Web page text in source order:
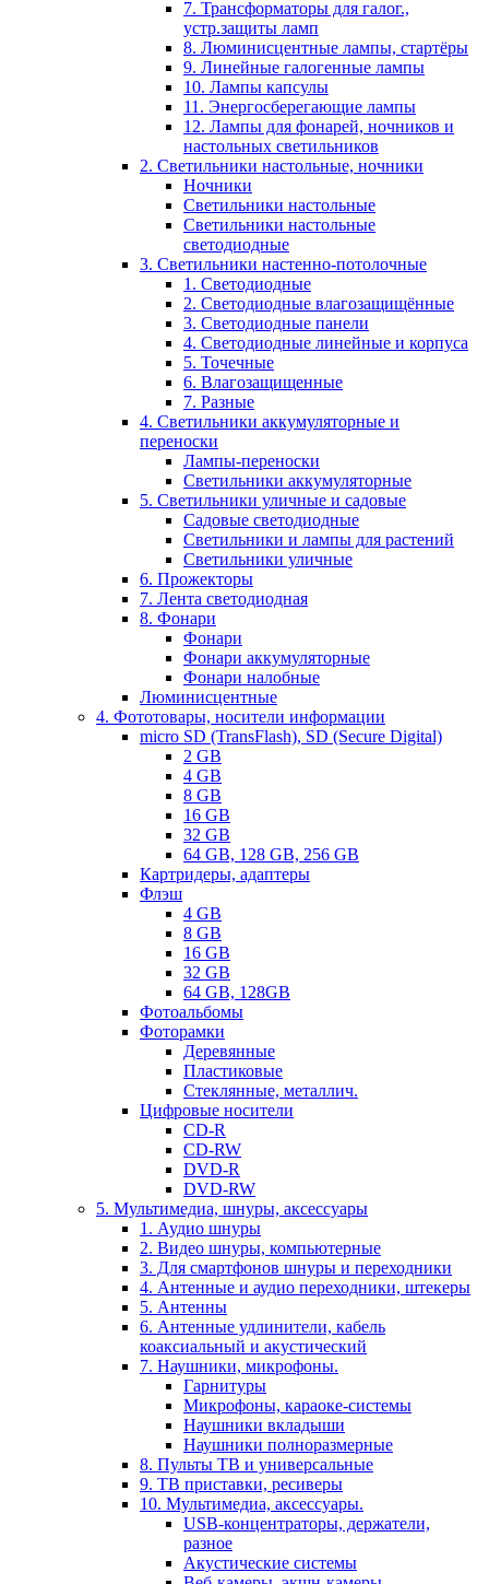
7. Трансформаторы для галог.,
устр.защиты ламп
8. Люминисцентные лампы, стартёры
9. Линейные галогенные лампы
10. Лампы капсулы
11. Энергосберегающие лампы
12. Лампы для фонарей, ночников и
настольных светильников
2. Светильники настольные, ночники
Ночники
Светильники настольные
Светильники настольные
светодиодные
3. Светильники настенно-потолочные
1. Светодиодные
2. Светодиодные влагозащищённые
3. Светодиодные панели
4. Светодиодные линейные и корпуса
5. Точечные
6. Влагозащищенные
7. Разные
4. Светильники аккумуляторные и
переноски
Лампы-переноски
Светильники аккумуляторные
5. Светильники уличные и садовые
Садовые светодиодные
Светильники и лампы для растений
Светильники уличные
6. Прожекторы
7. Лента светодиодная
8. Фонари
Фонари
Фонари аккумуляторные
Фонари налобные
Люминисцентные
4. Фототовары, носители информации
micro SD (TransFlash), SD (Secure Digital)
2 GB
4 GB
8 GB
16 GB
32 GB
64 GB, 128 GB, 256 GB
Картридеры, адаптеры
Флэш
4 GB
8 GB
16 GB
32 GB
64 GB, 128GB
Фотоальбомы
Фоторамки
Деревянные
Пластиковые
Стеклянные, металлич.
Цифровые носители
CD-R
CD-RW
DVD-R
DVD-RW
5. Мультимедиа, шнуры, аксессуары
1. Аудио шнуры
2. Видео шнуры, компьютерные
3. Для смартфонов шнуры и переходники
4. Антенные и аудио переходники, штекеры
5. Антенны
6. Антенные удлинители, кабель
коаксиальный и акустический
7. Наушники, микрофоны.
Гарнитуры
Микрофоны, караоке-системы
Наушники вкладыши
Наушники полноразмерные
8. Пульты ТВ и универсальные
9. ТВ приставки, ресиверы
10. Мультимедиа, аксессуары.
USB-концентраторы, держатели,
разное
Акустические системы